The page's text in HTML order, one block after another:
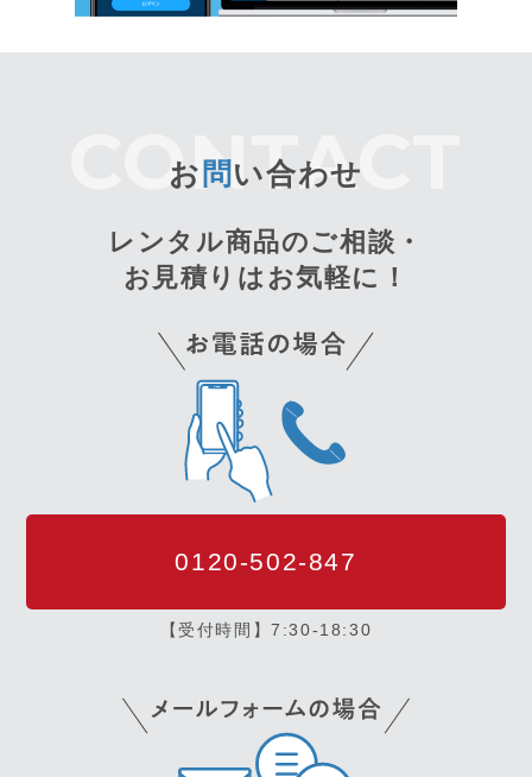
お 問 い合わせ
レンタル商品のご相談・
お見積りはお気軽に！
0120-502-847
【受付時間】7:30-18:30